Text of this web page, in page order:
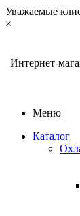
Уважаемые
×
Интернет-
Меню
Каталог